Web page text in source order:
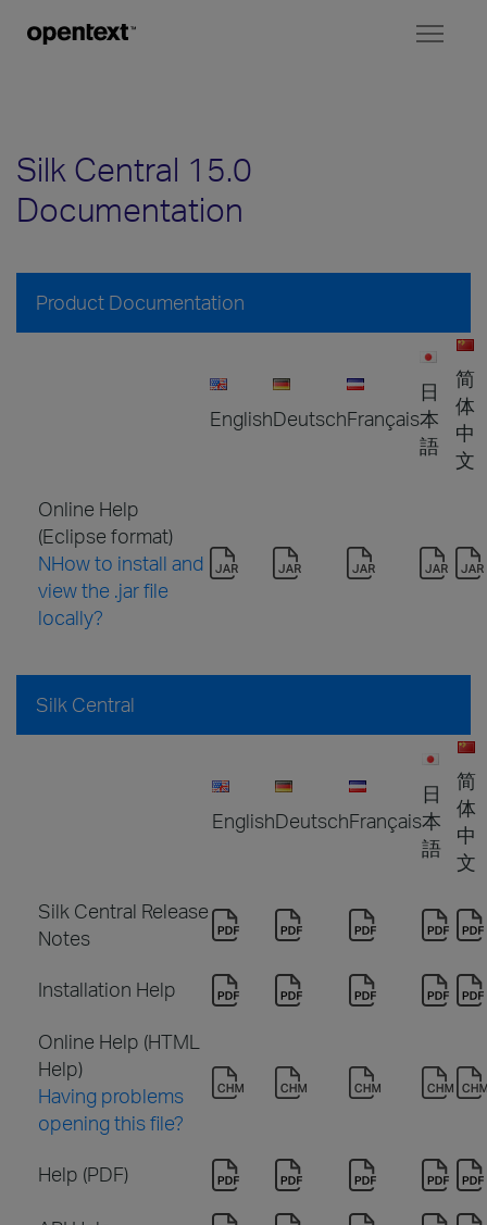
Silk Central 15.0
Documentation
Product Documentation
EnglishDeutschFrançais
日
本
語
简
体
中
文
Online Help
(Eclipse format)
NHow to install and
view the .jar file
locally?
Silk Central
EnglishDeutschFrançais
日
本
語
简
体
中
文
Silk Central Release
Notes
Installation Help
Online Help (HTML
Help)
Having problems
opening this file?
Help (PDF)